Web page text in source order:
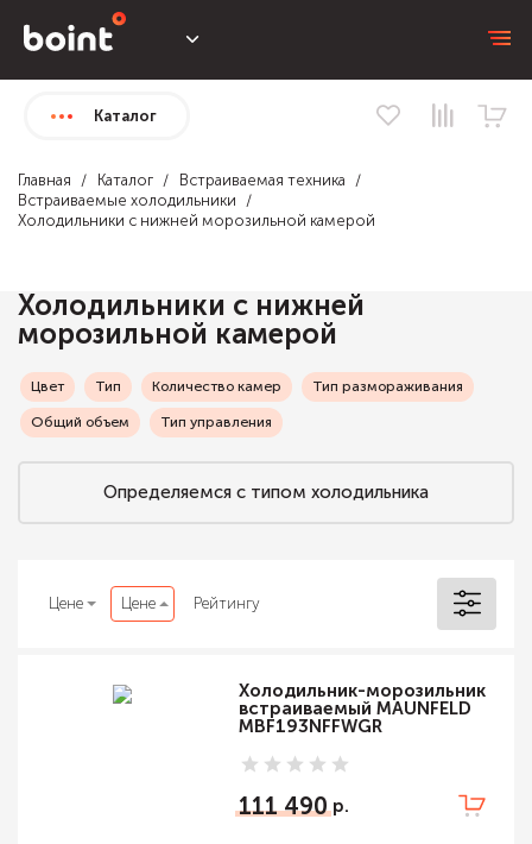
Каталог
Главная Каталог
Встраиваемая техника
Встраиваемые холодильники
Холодильники с нижней морозильной камерой
Холодильники с нижней
морозильной камерой
Цвет Тип Количество камер Тип размораживания
Общий объем Тип управления
Определяемся с типом холодильника
Цене Цене Рейтингу
Холодильник-морозильник
встраиваемый MAUNFELD
MBF193NFFWGR
111 490